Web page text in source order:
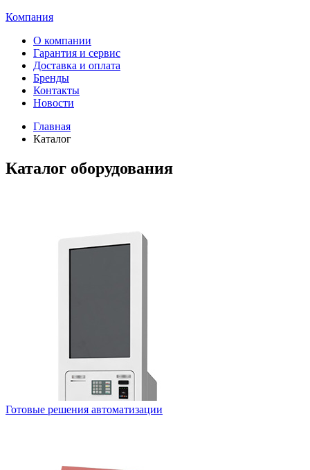
Компания
О компании
Гарантия и сервис
Доставка и оплата
Бренды
Контакты
Новости
Главная
Каталог
Каталог оборудования
Готовые решения автоматизации